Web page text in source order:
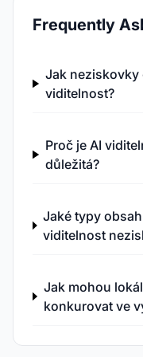
Frequently
Jak neziskovky
viditelnost?
Proč je AI
důležitá?
Jaké typy
viditelnost
Jak mohou
konkurovat ve